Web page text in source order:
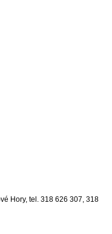
Hory, tel. 318 626 307, 318